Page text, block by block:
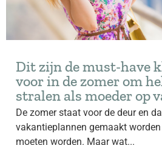
Dit zijn de must-have
voor in de zomer om
stralen als moeder op
De zomer staat voor de deur en
vakantieplannen gemaakt
moeten worden. Maar wat...